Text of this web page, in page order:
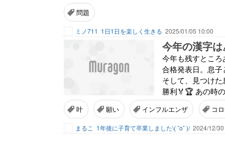
問題
ミノ711 1日1日を楽しく生きる 2025/01/05 10:00
今年の漢字
今年も残すとこ
合格発表日。息
そして、見つけ
勝利🏅🏆 あの時
叶 願い インフルエンザ コ
まるこ 1年後に子育て卒業しました\( ˆoˆ )/ 2024/12/